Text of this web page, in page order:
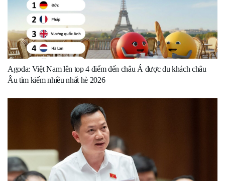
Agoda: Việt Nam lên top 4 điểm đến châu Á được du khách châu
Âu tìm kiếm nhiều nhất hè 2026